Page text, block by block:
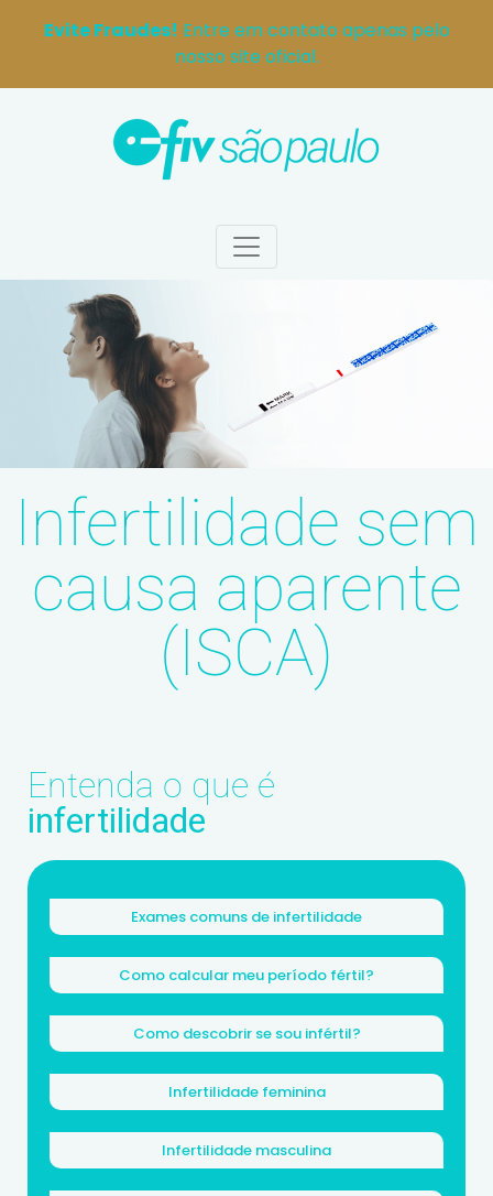
Evite Fraudes! Entre em contato apenas pelo
nosso site oficial.
Infertilidade sem
causa aparente
(ISCA)
Entenda o que é
infertilidade
Exames comuns de infertilidade​
Como calcular meu período fértil?
Como descobrir se sou infértil?
Infertilidade feminina
Infertilidade masculina